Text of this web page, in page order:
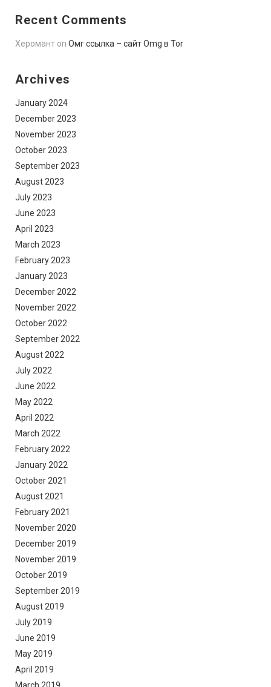
Recent Comments
Херомант on Омг ссылка – сайт Omg в Tor
Archives
January 2024
December 2023
November 2023
October 2023
September 2023
August 2023
July 2023
June 2023
April 2023
March 2023
February 2023
January 2023
December 2022
November 2022
October 2022
September 2022
August 2022
July 2022
June 2022
May 2022
April 2022
March 2022
February 2022
January 2022
October 2021
August 2021
February 2021
November 2020
December 2019
November 2019
October 2019
September 2019
August 2019
July 2019
June 2019
May 2019
April 2019
March 2019